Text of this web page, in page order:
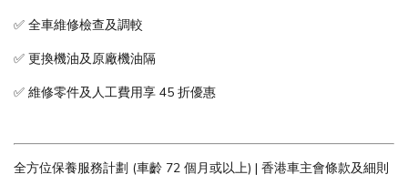
✅ 全車維修檢查及調較
✅ 更換機油及原廠機油隔
✅ 維修零件及人工費用享 45 折優惠
全方位保養服務計劃 (車齡 72 個月或以上) | 香港車主會條款及細則